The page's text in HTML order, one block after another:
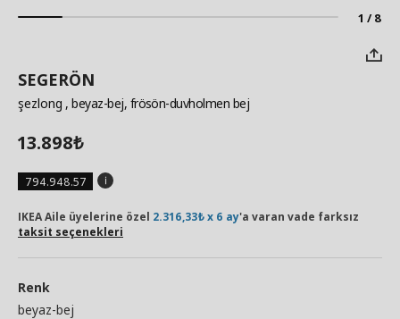
1 / 8
SEGERÖN
şezlong , beyaz-bej, frösön-duvholmen bej
13.898₺
794.948.57
IKEA Aile üyelerine özel 2.316,33₺ x 6 ay'a varan vade farksız
taksit seçenekleri
Renk
beyaz-bej